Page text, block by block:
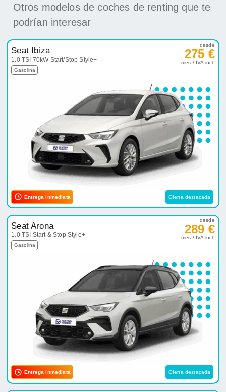
Otros modelos de coches de renting que te
podrían interesar
Seat Ibiza
1.0 TSI 70kW Start/Stop Style+
Gasolina
desde
275 €
mes / IVA incl.
Entrega inmediata Oferta destacada
Seat Arona
1.0 TSI Start & Stop Style+
Gasolina
desde
289 €
mes / IVA incl.
Entrega inmediata Oferta destacada